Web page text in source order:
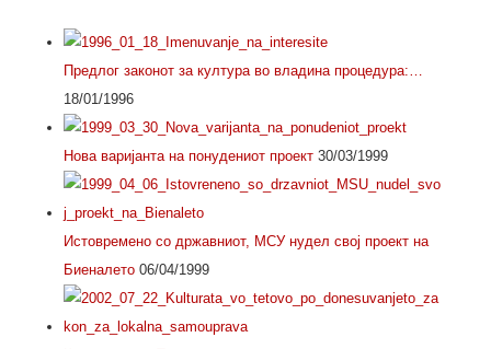
Предлог законот за култура во владина процедура:…
18/01/1996
Нова варијанта на понудениот проект30/03/1999
Истовремено со државниот, МСУ нудел свој проект на
Биеналето06/04/1999